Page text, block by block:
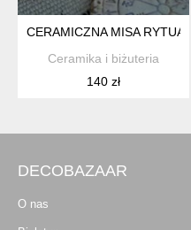
CERAMICZNA MISA
Ceramika i biżuteria
140 zł
DECOBAZAAR
O nas